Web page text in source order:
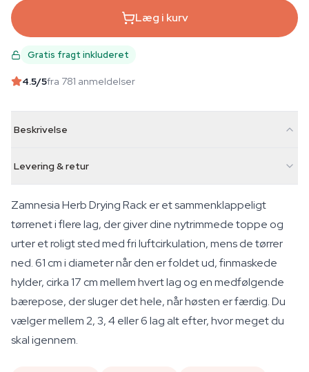
Læg i kurv
Gratis fragt inkluderet
4.5/5fra 781 anmeldelser
Beskrivelse
Levering & retur
Zamnesia Herb Drying Rack er et sammenklappeligt
tørrenet i flere lag, der giver dine nytrimmede toppe og
urter et roligt sted med fri luftcirkulation, mens de tørrer
ned. 61 cm i diameter når den er foldet ud, finmaskede
hylder, cirka 17 cm mellem hvert lag og en medfølgende
bærepose, der sluger det hele, når høsten er færdig. Du
vælger mellem 2, 3, 4 eller 6 lag alt efter, hvor meget du
skal igennem.